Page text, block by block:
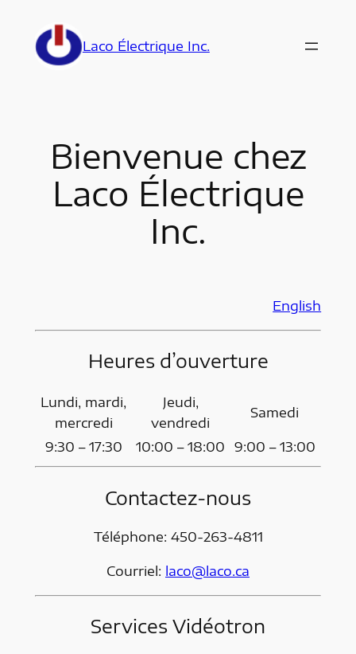
contenu
Laco Électrique Inc.
Bienvenue chez
Laco Électrique
Inc.
English
Heures d’ouverture
Lundi, mardi,
mercredi
Jeudi,
vendredi
Samedi
9:30 – 17:30 10:00 – 18:00 9:00 – 13:00
Contactez-nous
Téléphone: 450-263-4811
Courriel: laco@laco.ca
Services Vidéotron